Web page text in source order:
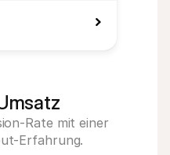
Rate mit einer
Erfahrung.